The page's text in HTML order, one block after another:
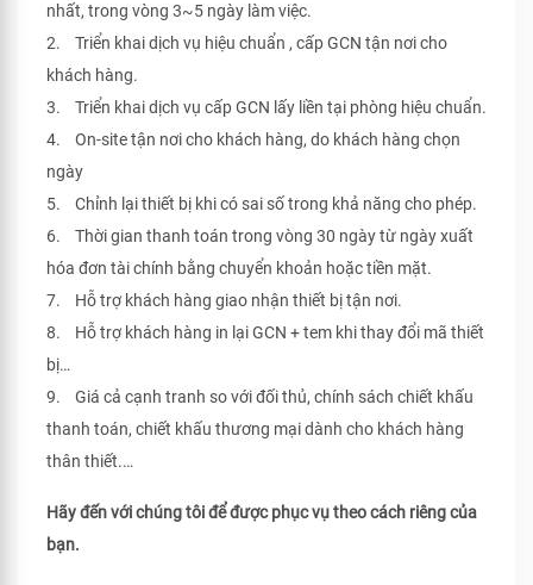
nhất, trong vòng 3~5 ngày làm việc.
2. Triển khai dịch vụ hiệu chuẩn , cấp GCN tận nơi cho
khách hàng.
3. Triển khai dịch vụ cấp GCN lấy liền tại phòng hiệu chuẩn.
4. On-site tận nơi cho khách hàng, do khách hàng chọn
ngày
5. Chỉnh lại thiết bị khi có sai số trong khả năng cho phép.
6. Thời gian thanh toán trong vòng 30 ngày từ ngày xuất
hóa đơn tài chính bằng chuyển khoản hoặc tiền mặt.
7. Hỗ trợ khách hàng giao nhận thiết bị tận nơi.
8. Hỗ trợ khách hàng in lại GCN + tem khi thay đổi mã thiết
bị…
9. Giá cả cạnh tranh so với đối thủ, chính sách chiết khấu
thanh toán, chiết khấu thương mại dành cho khách hàng
thân thiết.…
Hãy đến với chúng tôi để được phục vụ theo cách riêng của
bạn.